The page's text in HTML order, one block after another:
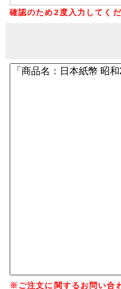
確認のため2度入力してくだ
※ご注文に関するお問い合